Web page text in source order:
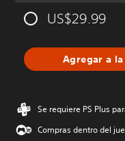
US$29.99
Agregar a
Se requiere PS Plus
Compras dentro del